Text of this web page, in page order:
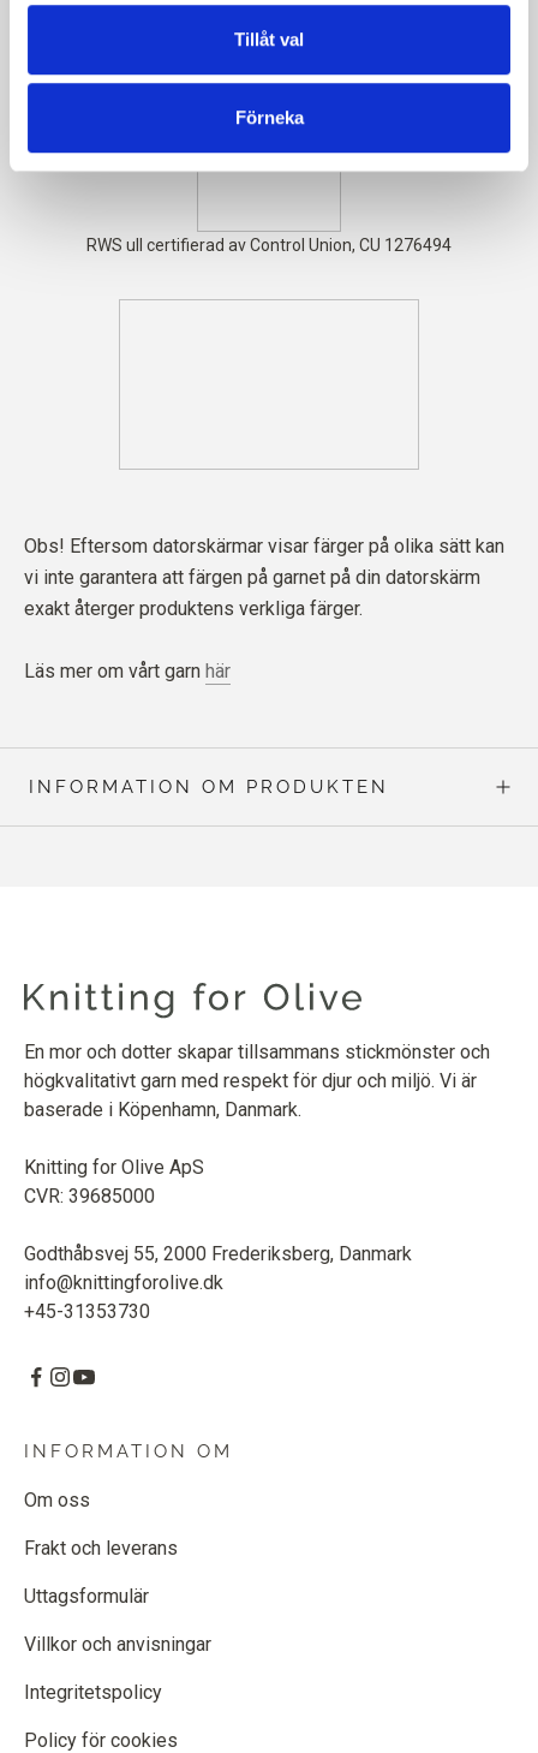
Tillåt val
Förneka
Obs! Eftersom datorskärmar visar färger på olika sätt kan
vi inte garantera att färgen på garnet på din datorskärm
exakt återger produktens verkliga färger.
Läs mer om vårt garn här
INFORMATION OM PRODUKTEN
En mor och dotter skapar tillsammans stickmönster och
högkvalitativt garn med respekt för djur och miljö. Vi är
baserade i Köpenhamn, Danmark.
Knitting for Olive ApS
CVR: 39685000
Godthåbsvej 55, 2000 Frederiksberg, Danmark
info@knittingforolive.dk
+45-31353730
INFORMATION OM
Om oss
Frakt och leverans
Uttagsformulär
Villkor och anvisningar
Integritetspolicy
Policy för cookies